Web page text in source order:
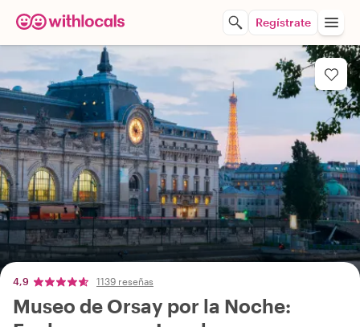
Regístrate
4,9 1139 reseñas
Museo de Orsay por la Noche: